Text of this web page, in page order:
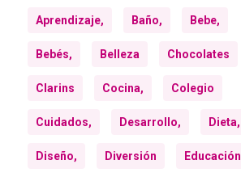
Aprendizaje, Baño, Bebe,
Bebés, Belleza Chocolates
Clarins Cocina, Colegio
Cuidados, Desarrollo, Dieta,
Diseño, Diversión Educación